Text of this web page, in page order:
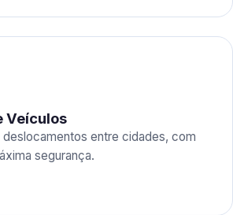
Veículos
deslocamentos entre cidades, com
segurança.